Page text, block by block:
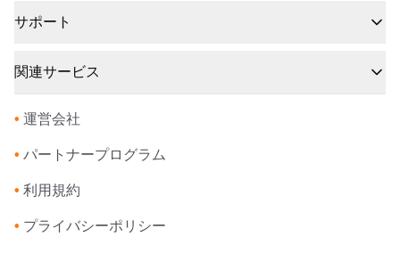
サポート
関連サービス
• 運営会社
• パートナープログラム
• 利用規約
• プライバシーポリシー